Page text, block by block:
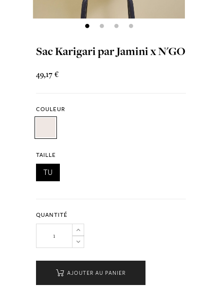
Sac Karigari par Jamini x N'GO
49,17 €
COULEUR
TAILLE
TU
QUANTITÉ
AJOUTER AU PANIER